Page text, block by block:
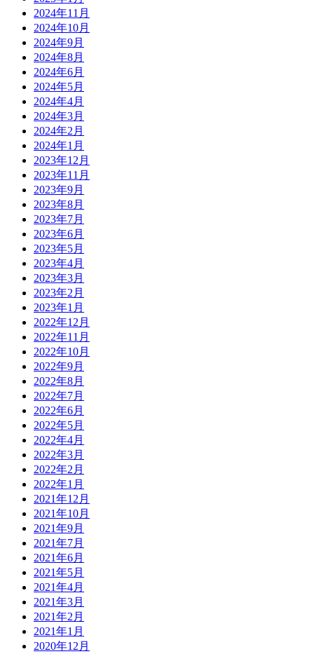
2024年11月
2024年10月
2024年9月
2024年8月
2024年6月
2024年5月
2024年4月
2024年3月
2024年2月
2024年1月
2023年12月
2023年11月
2023年9月
2023年8月
2023年7月
2023年6月
2023年5月
2023年4月
2023年3月
2023年2月
2023年1月
2022年12月
2022年11月
2022年10月
2022年9月
2022年8月
2022年7月
2022年6月
2022年5月
2022年4月
2022年3月
2022年2月
2022年1月
2021年12月
2021年10月
2021年9月
2021年7月
2021年6月
2021年5月
2021年4月
2021年3月
2021年2月
2021年1月
2020年12月